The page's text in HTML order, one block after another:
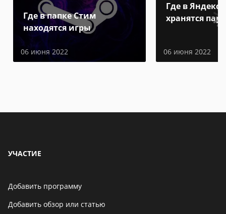
Где в папке Стим
находятся игры
06 июня 2022
Где в Яндекс
хранятся
06 июня 2022
УЧАСТИЕ
Добавить программу
Добавить обзор или статью